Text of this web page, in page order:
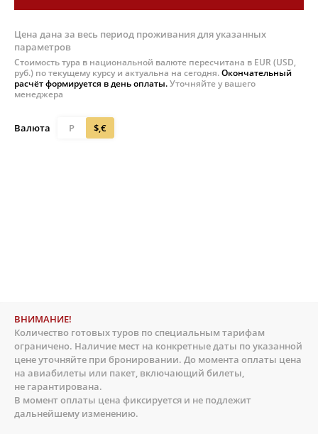
Цена дана за весь период проживания для указанных
параметров
Стоимость тура в национальной валюте пересчитана в EUR (USD,
руб.) по текущему курсу и актуальна на сегодня.Окончательный
расчёт формируется в день оплаты.Уточняйте у вашего
менеджера
Валюта Р $,€
ВНИМАНИЕ!
Количество готовых туров по специальным тарифам
ограничено. Наличие мест на конкретные даты по указанной
цене уточняйте при бронировании. До момента оплаты цена
на авиабилеты или пакет, включающий билеты,
не гарантирована.
В момент оплаты цена фиксируется и не подлежит
дальнейшему изменению.